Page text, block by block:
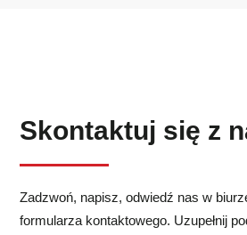
Skontaktuj się z
Zadzwoń, napisz, odwiedź nas w
formularza kontaktowego. Uzupełnij